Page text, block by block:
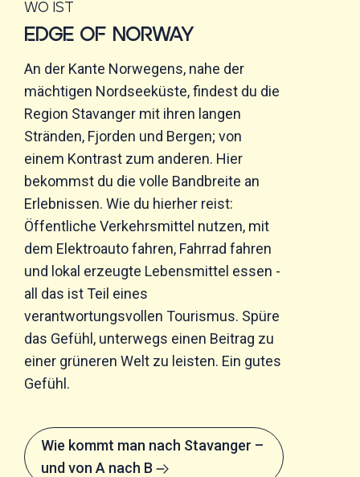
Wo ist
EDGE OF NORWAY
An der Kante Norwegens, nahe der
mächtigen Nordseeküste, findest du die
Region Stavanger mit ihren langen
Stränden, Fjorden und Bergen; von
einem Kontrast zum anderen. Hier
bekommst du die volle Bandbreite an
Erlebnissen. Wie du hierher reist:
Öffentliche Verkehrsmittel nutzen, mit
dem Elektroauto fahren, Fahrrad fahren
und lokal erzeugte Lebensmittel essen -
all das ist Teil eines
verantwortungsvollen Tourismus. Spüre
das Gefühl, unterwegs einen Beitrag zu
einer grüneren Welt zu leisten. Ein gutes
Gefühl.
Wie kommt man nach Stavanger –
und von A nach B